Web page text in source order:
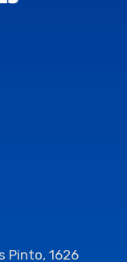
Pinto, 1626